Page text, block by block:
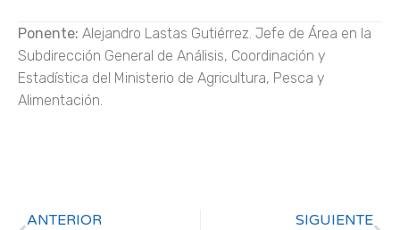
Ponente: Alejandro Lastas Gutiérrez. Jefe de Área en la
Subdirección General de Análisis, Coordinación y
Estadística del Ministerio de Agricultura, Pesca y
Alimentación.
ANTERIOR SIGUIENTE